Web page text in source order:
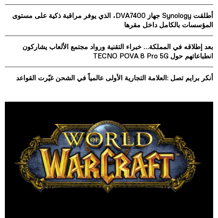
:
C
H
أطلقت Synology جهاز DVA7400، الذي يوفر مراقبة ذكية على مستوى
المؤسسات بالكامل داخل مقرها
بعد إطلاقه في المملكة… خبراء التقنية ورواد مجتمع الألعاب يشاركون
انطباعاتهم حول TECNO POVA 8 Pro 5G
أنكر برايم تصل :العلامة التجارية الأولى عالمياً في الشحن غيّرت القواعد